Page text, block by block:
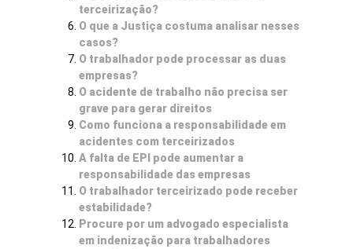
terceirização?
O que a Justiça costuma analisar nesses
casos?
O trabalhador pode processar as duas
empresas?
O acidente de trabalho não precisa ser
grave para gerar direitos
Como funciona a responsabilidade em
acidentes com terceirizados
A falta de EPI pode aumentar a
responsabilidade das empresas
O trabalhador terceirizado pode receber
estabilidade?
Procure por um advogado especialista
em indenização para trabalhadores